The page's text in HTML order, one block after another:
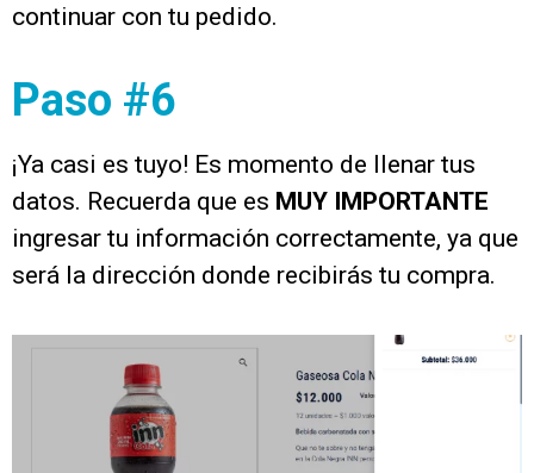
continuar con tu pedido.
Paso #6
¡Ya casi es tuyo! Es momento de llenar tus
datos. Recuerda que es MUY IMPORTANTE
ingresar tu información correctamente, ya que
será la dirección donde recibirás tu compra.